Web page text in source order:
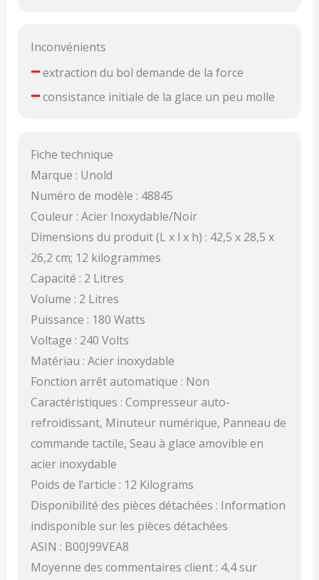
Inconvénients
–extraction du bol demande de la force
–consistance initiale de la glace un peu molle
Fiche technique
Marque : Unold
Numéro de modèle : 48845
Couleur : Acier Inoxydable/Noir
Dimensions du produit (L x l x h) : 42,5 x 28,5 x
26,2 cm; 12 kilogrammes
Capacité : 2 Litres
Volume : 2 Litres
Puissance : 180 Watts
Voltage : 240 Volts
Matériau : Acier inoxydable
Fonction arrêt automatique : Non
Caractéristiques : Compresseur auto-
refroidissant, Minuteur numérique, Panneau de
commande tactile, Seau à glace amovible en
acier inoxydable
Poids de l’article : 12 Kilograms
Disponibilité des pièces détachées : Information
indisponible sur les pièces détachées
ASIN : B00J99VEA8
Moyenne des commentaires client : 4,4 sur